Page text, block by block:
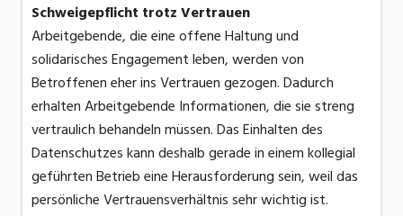
Schweigepflicht trotz Vertrauen
Arbeitgebende, die eine offene Haltung und
solidarisches Engagement leben, werden von
Betroffenen eher ins Vertrauen gezogen. Dadurch
erhalten Arbeitgebende Informationen, die sie streng
vertraulich behandeln müssen. Das Einhalten des
Datenschutzes kann deshalb gerade in einem kollegial
geführten Betrieb eine Herausforderung sein, weil das
persönliche Vertrauensverhältnis sehr wichtig ist.